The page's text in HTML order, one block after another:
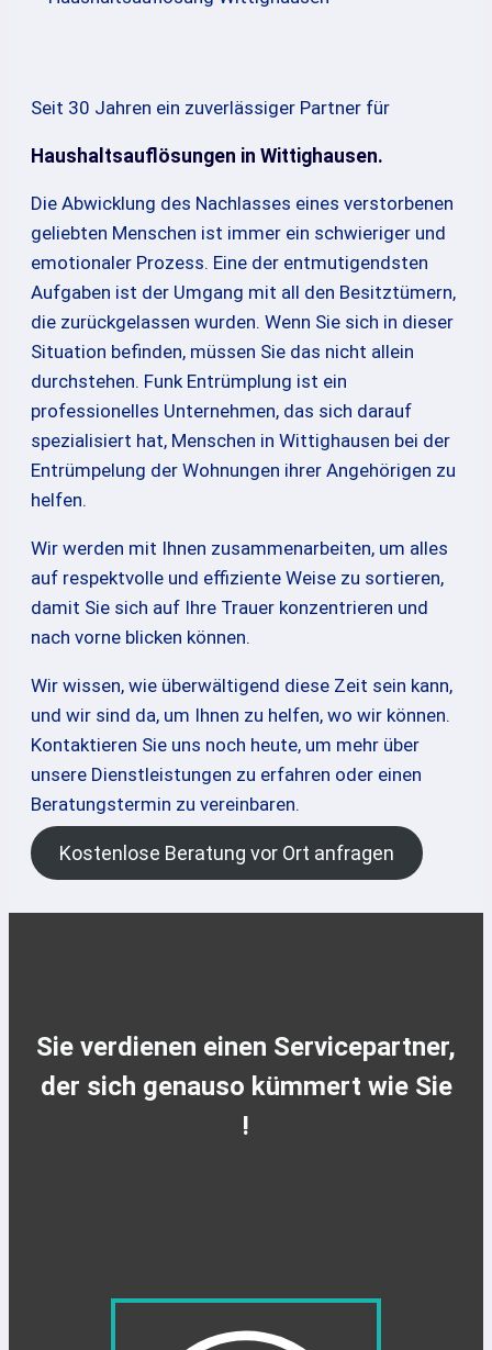
Seit 30 Jahren ein zuverlässiger Partner für
Haushaltsauflösungen in Wittighausen.
Die Abwicklung des Nachlasses eines verstorbenen
geliebten Menschen ist immer ein schwieriger und
emotionaler Prozess. Eine der entmutigendsten
Aufgaben ist der Umgang mit all den Besitztümern,
die zurückgelassen wurden. Wenn Sie sich in dieser
Situation befinden, müssen Sie das nicht allein
durchstehen. Funk Entrümplung ist ein
professionelles Unternehmen, das sich darauf
spezialisiert hat, Menschen in Wittighausen bei der
Entrümpelung der Wohnungen ihrer Angehörigen zu
helfen.
Wir werden mit Ihnen zusammenarbeiten, um alles
auf respektvolle und effiziente Weise zu sortieren,
damit Sie sich auf Ihre Trauer konzentrieren und
nach vorne blicken können.
Wir wissen, wie überwältigend diese Zeit sein kann,
und wir sind da, um Ihnen zu helfen, wo wir können.
Kontaktieren Sie uns noch heute, um mehr über
unsere Dienstleistungen zu erfahren oder einen
Beratungstermin zu vereinbaren.
Kostenlose Beratung vor Ort anfragen
Sie verdienen einen Servicepartner,
der sich genauso kümmert wie Sie
!